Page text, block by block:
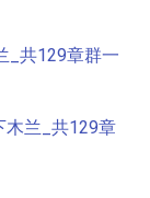
_共129章群一
木兰_共129章